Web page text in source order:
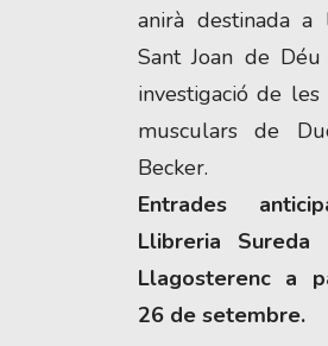
anirà destinada a
Sant Joan de
investigació de les
musculars de
Becker.
Entrades
Llibreria Sureda
Llagosterenc a
26 de setembre.